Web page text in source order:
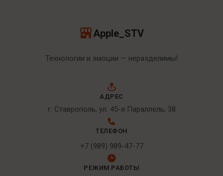
Apple_STV
Технологии и эмоции — неразделимы!
АДРЕС
г. Ставрополь, ул. 45-я Параллель, 38
ТЕЛЕФОН
+7 (989) 989-47-77
РЕЖИМ РАБОТЫ